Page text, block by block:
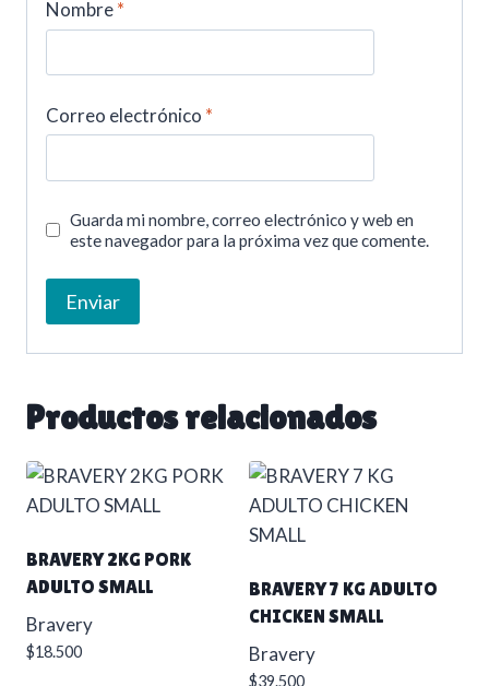
Nombre*
Correo electrónico *
Guarda mi nombre, correo electrónico y web en
este navegador para la próxima vez que comente.
Productos relacionados
BRAVERY 2KG PORK
ADULTO SMALL
Bravery
$18.500
BRAVERY 7 KG ADULTO
CHICKEN SMALL
Bravery
$39.500